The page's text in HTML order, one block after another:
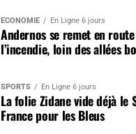
ÉCONOMIE En Ligne 6 jours
Andernos se remet en
l’incendie, loin des allées
SPORTS En Ligne 6 jours
La folie Zidane vide déjà le
France pour les Bleus